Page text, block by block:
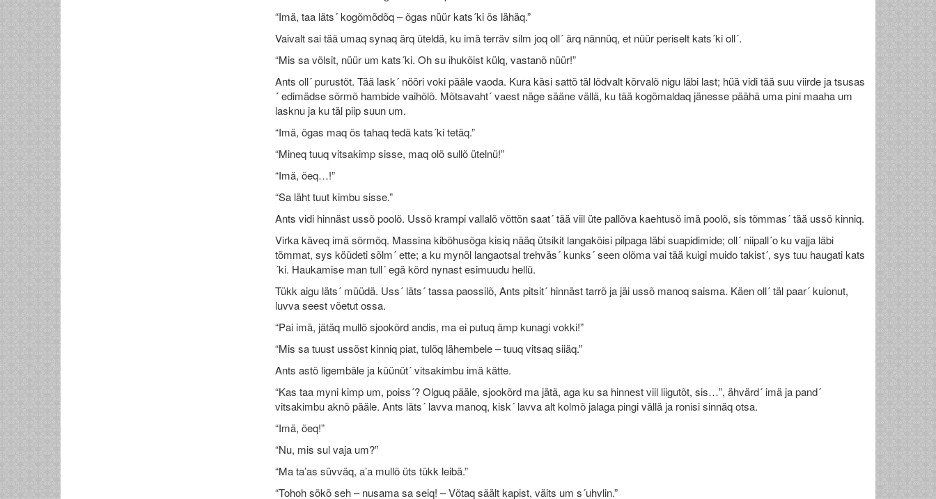
“Imä, taa läts´ kogõmõdõq – õgas nüür kats´ki õs lähäq.”
Vaivalt sai tää umaq synaq ärq üteldä, ku imä terräv silm joq oll´ ärq nännüq, et nüür periselt kats´ki oll´.
“Mis sa võlsit, nüür um kats´ki. Oh su ihukõist külq, vastanõ nüür!”
Ants oll´ purustõt. Tää lask´ nööri voki pääle vaoda. Kura käsi sattõ täl lõdvalt kõrvalõ nigu läbi last; hüä vidi tää suu viirde ja tsusas
´ edimädse sõrmõ hambide vaihõlõ. Mõtsavaht´ vaest näge sääne vällä, ku tää kogõmaldaq jänesse päähä uma pini maaha um
lasknu ja ku täl piip suun um.
“Imä, õgas maq õs tahaq tedä kats´ki tetäq.”
“Mineq tuuq vitsakimp sisse, maq olõ sullõ ütelnü!”
“Imä, õeq…!”
“Sa läht tuut kimbu sisse.”
Ants vidi hinnäst ussõ poolõ. Ussõ krampi vallalõ võttõn saat´ tää viil üte pallõva kaehtusõ imä poolõ, sis tõmmas´ tää ussõ kinniq.
Virka käveq imä sõrmõq. Massina kibõhusõga kisiq nääq ütsikit langakõisi pilpaga läbi suapidimide; oll´ niipall´o ku vajja läbi
tõmmat, sys köüdeti sõlm´ ette; a ku mynõl langaotsal trehväs´ kunks´ seen olõma vai tää kuigi muido takist´, sys tuu haugati kats
´ki. Haukamise man tull´ egä kõrd nynast esimuudu hellü.
Tükk aigu läts´ müüdä. Uss´ läts´ tassa paossilõ, Ants pitsit´ hinnäst tarrõ ja jäi ussõ manoq saisma. Käen oll´ täl paar´ kuionut,
luvva seest võetut ossa.
“Pai imä, jätäq mullõ sjookõrd andis, ma ei putuq ämp kunagi vokki!”
“Mis sa tuust ussõst kinniq piat, tulõq lähembele – tuuq vitsaq siiäq.”
Ants astõ ligembäle ja küünüt´ vitsakimbu imä kätte.
“Kas taa myni kimp um, poiss´? Olguq pääle, sjookõrd ma jätä, aga ku sa hinnest viil liigutõt, sis…”, ähvärd´ imä ja pand´
vitsakimbu aknõ pääle. Ants läts´ lavva manoq, kisk´ lavva alt kolmõ jalaga pingi vällä ja ronisi sinnäq otsa.
“Imä, õeq!”
“Nu, mis sul vaja um?”
“Ma ta’as süvväq, a’a mullõ üts tükk leibä.”
“Tohoh sõkõ seh – nusama sa seiq! – Võtaq säält kapist, väits um s´uhvlin.”